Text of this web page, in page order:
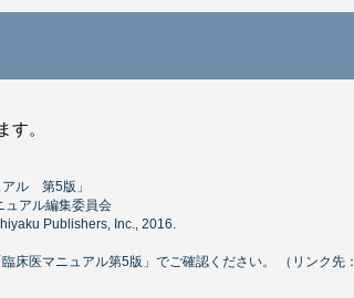
す。
アル 第5版」
ュアル編集委員会
Publishers, Inc., 2016.
床医マニュアル第5版」でご確認ください。 （リンク先：